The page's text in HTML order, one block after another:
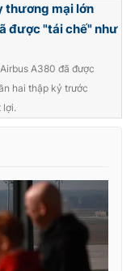
thao
sản
thương mại lớn
được "tái chế" như
A380 đã được
hai thập kỷ trước
lợi.